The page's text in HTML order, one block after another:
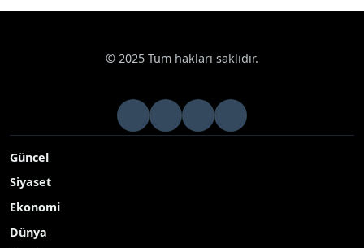
© 2025 Tüm hakları saklıdır.
Güncel
Siyaset
Ekonomi
Dünya